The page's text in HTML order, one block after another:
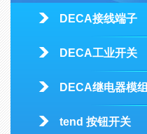
DECA接线端子
DECA工业开关
DECA继电器模组
tend 按钮开关